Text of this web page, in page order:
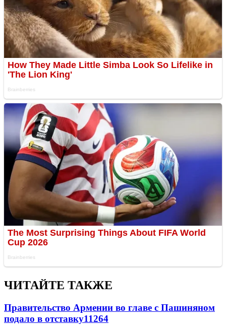
ЧИТАЙТЕ ТАКЖЕ
Правительство Армении во главе с Пашиняном
подало в отставку11264